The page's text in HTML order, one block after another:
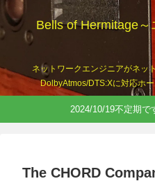
Bells of Hermitage～
ネットワークエンジニアがネッ
DolbyAtmos/DTS:Xに対応ホ
2024/10/19不定期で
The CHORD